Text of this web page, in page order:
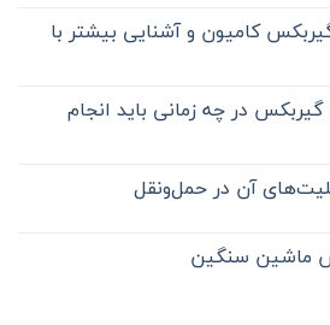
کامیون و آشنایی بیشتر با
در چه زمانی باید انجام
ماشین سنگین